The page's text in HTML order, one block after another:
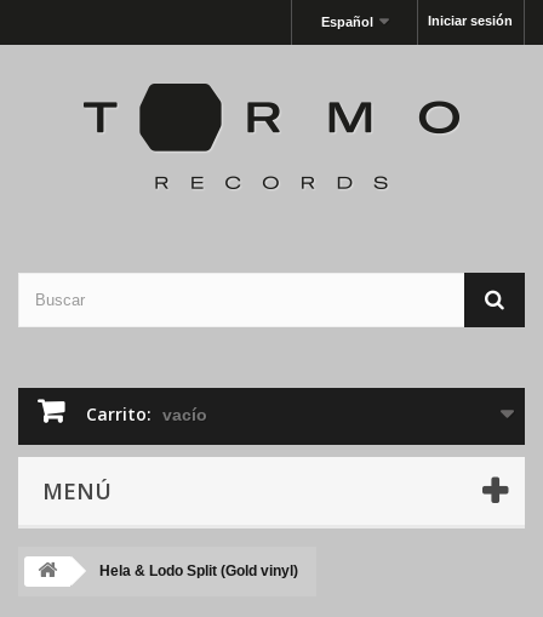
Iniciar sesión
Español
Carrito: vacío
MENÚ
Hela & Lodo Split (Gold vinyl)